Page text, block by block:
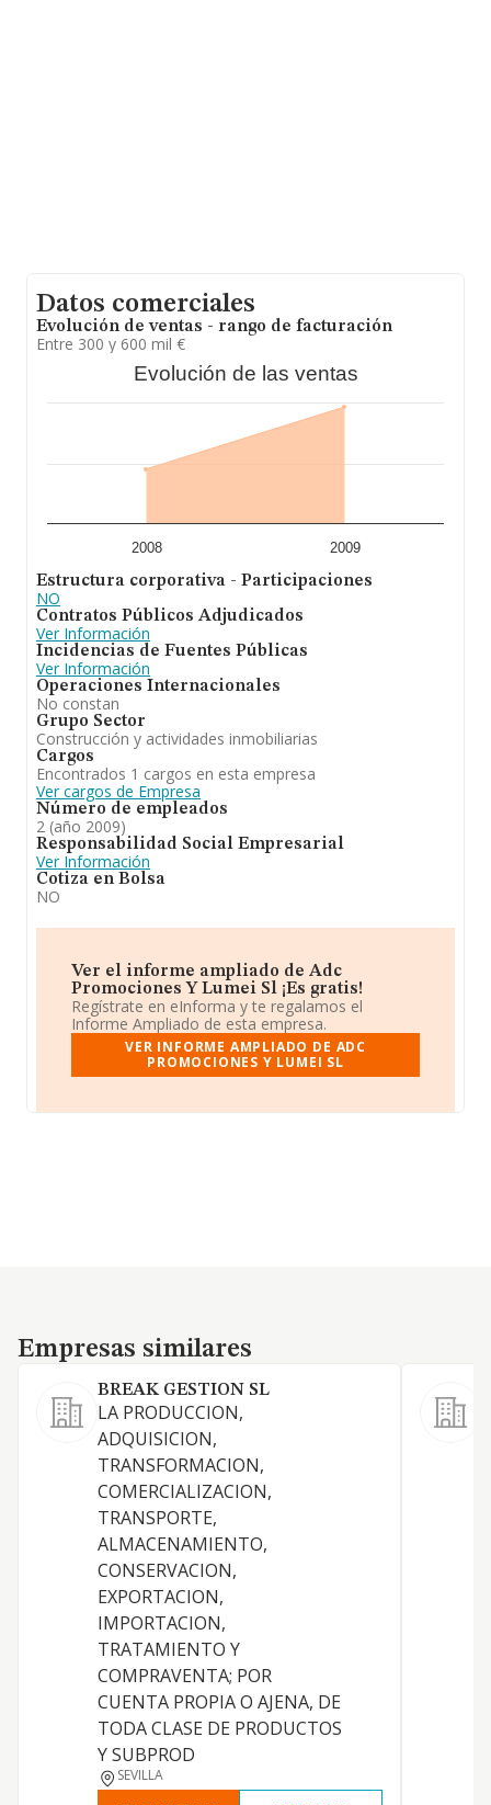
Datos comerciales
Evolución de ventas - rango de facturación
Entre 300 y 600 mil €
Evolución de las ventas
2008 2009
Estructura corporativa - Participaciones
NO
Contratos Públicos Adjudicados
Ver Información
Incidencias de Fuentes Públicas
Ver Información
Operaciones Internacionales
No constan
Grupo Sector
Construcción y actividades inmobiliarias
Cargos
Encontrados 1 cargos en esta empresa
Ver cargos de Empresa
Número de empleados
2 (año 2009)
Responsabilidad Social Empresarial
Ver Información
Cotiza en Bolsa
NO
Ver el informe ampliado de Adc
Promociones Y Lumei Sl ¡Es gratis!
Regístrate en eInforma y te regalamos el
Informe Ampliado de esta empresa.
VER INFORME AMPLIADO DE ADC
PROMOCIONES Y LUMEI SL
Empresas similares
Empresas similares
BREAK GESTION SL
LA PRODUCCION,
ADQUISICION,
TRANSFORMACION,
COMERCIALIZACION,
TRANSPORTE,
ALMACENAMIENTO,
CONSERVACION,
EXPORTACION,
IMPORTACION,
TRATAMIENTO Y
COMPRAVENTA; POR
CUENTA PROPIA O AJENA, DE
TODA CLASE DE PRODUCTOS
Y SUBPROD
SEVILLA